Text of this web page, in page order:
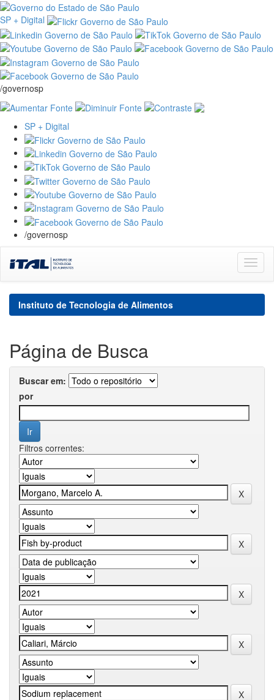
SP + Digital
/governosp
SP + Digital
/governosp
navigation
Instituto de Tecnologia de Alimentos
Página de Busca
Buscar em:
por
Filtros correntes: